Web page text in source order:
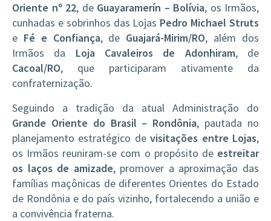
Oriente nº 22, de Guayaramerín – Bolívia, os Irmãos,
cunhadas e sobrinhos das Lojas Pedro Michael Struts
e Fé e Confiança, de Guajará-Mirim/RO, além dos
Irmãos da Loja Cavaleiros de Adonhiram, de
Cacoal/RO, que participaram ativamente da
confraternização.
Seguindo a tradição da atual Administração do
Grande Oriente do Brasil – Rondônia, pautada no
planejamento estratégico devisitações entre Lojas,
os Irmãos reuniram-se com o propósito de estreitar
os laços de amizade, promover a aproximação das
famílias maçônicas de diferentes Orientes do Estado
de Rondônia e do país vizinho, fortalecendo a união e
a convivência fraterna.